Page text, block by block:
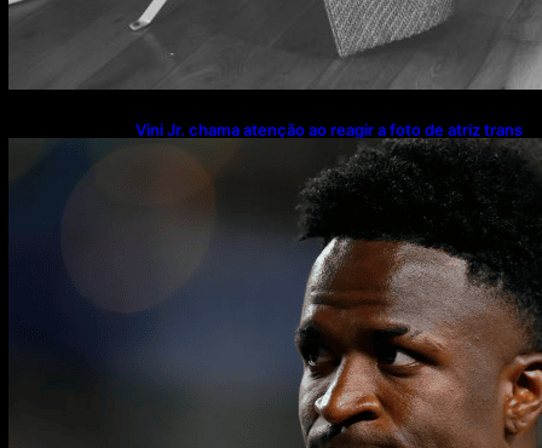
Vini Jr. chama atenção ao reagir a foto de atriz trans
enquanto namora Virginia